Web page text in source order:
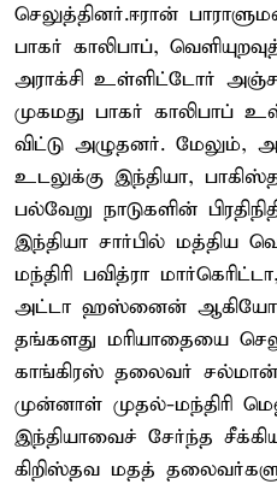
செலுத்தினர்.ஈரான்
பாகர் காலிபாப்,
அராக்சி உள்ளிட்டோர்
முகமது பாகர் காலிபாப்
விட்டு அழுதனர். மேலும்,
உடலுக்கு இந்தியா,
பல்வேறு நாடுகளின்
இந்தியா சார்பில் மத்திய
மந்திரி பவித்ரா
அட்டா ஹஸ்னைன் ஆகியோர்
தங்களது மரியாதையை
காங்கிரஸ் தலைவர் சல்மான்
முன்னாள் முதல்-மந்திரி
இந்தியாவைச் சேர்ந்த
கிறிஸ்தவ மதத்